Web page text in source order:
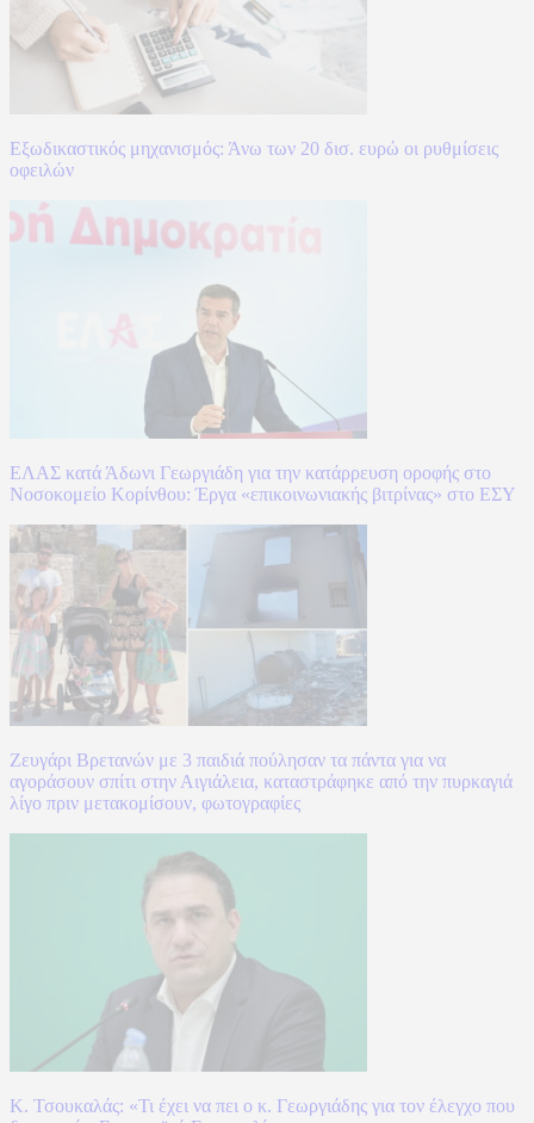
Εξωδικαστικός μηχανισμός: Άνω των 20 δισ. ευρώ οι ρυθμίσεις
οφειλών
ΕΛΑΣ κατά Άδωνι Γεωργιάδη για την κατάρρευση οροφής στο
Νοσοκομείο Κορίνθου: Έργα «επικοινωνιακής βιτρίνας» στο ΕΣΥ
Ζευγάρι Βρετανών με 3 παιδιά πούλησαν τα πάντα για να
αγοράσουν σπίτι στην Αιγιάλεια, καταστράφηκε από την πυρκαγιά
λίγο πριν μετακομίσουν, φωτογραφίες
Κ. Τσουκαλάς: «Τι έχει να πει ο κ. Γεωργιάδης για τον έλεγχο που